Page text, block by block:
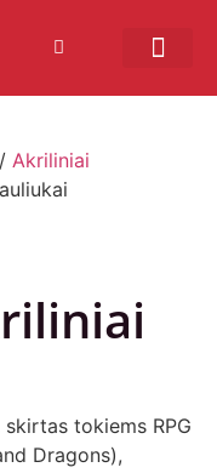
/ Akriliniai
tokiems RPG
Dragons),